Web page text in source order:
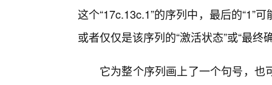
这个“17c.13c.1”的序列中，最后的“1”
或者仅仅是该序列的“激活状态”或“最终
它为整个序列画上了一个句号，